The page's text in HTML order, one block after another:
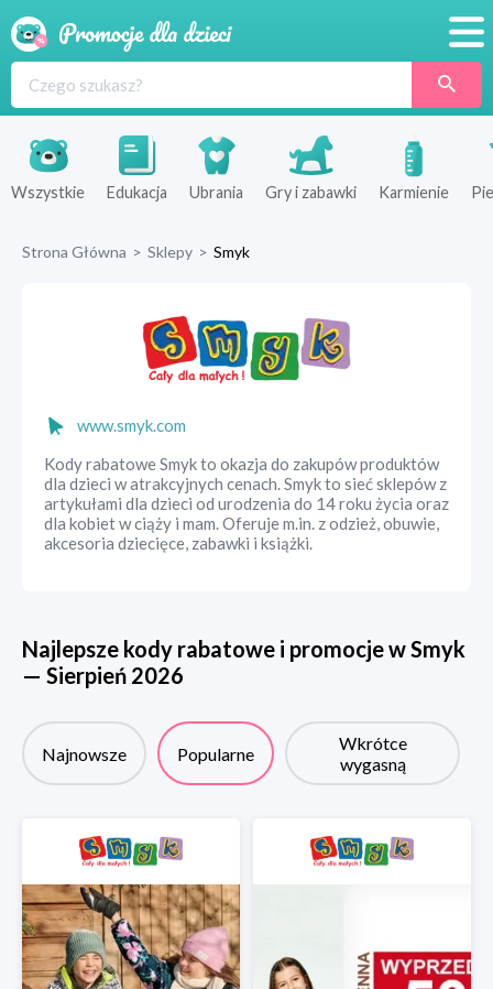
Produkty
Sklepy
Wszystkie Edukacja Ubrania Gry i zabawki Karmienie
Strona Główna > Sklepy > Smyk
www.smyk.com
Kody rabatowe Smyk to okazja do zakupów produktów
dla dzieci w atrakcyjnych cenach. Smyk to sieć sklepów z
artykułami dla dzieci od urodzenia do 14 roku życia oraz
dla kobiet w ciąży i mam. Oferuje m.in. z odzież, obuwie,
akcesoria dziecięce, zabawki i książki.
Najlepsze kody rabatowe i promocje wSmyk
— Sierpień 2026
Najnowsze Popularne
Wkrótce
wygasną